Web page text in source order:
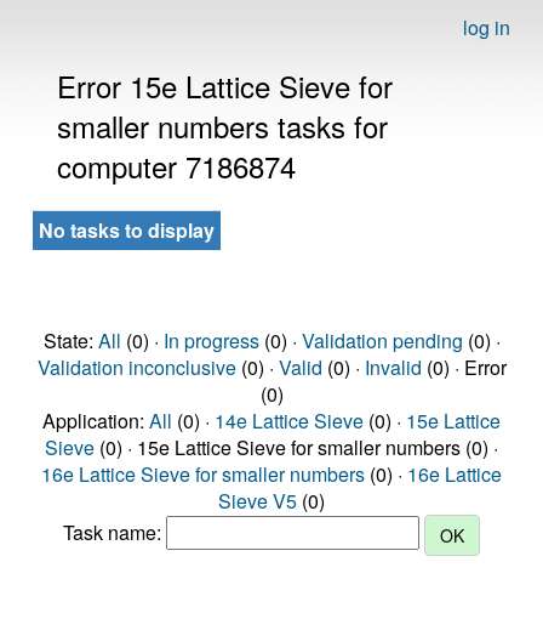
log in
Error 15e Lattice Sieve for
smaller numbers tasks for
computer 7186874
No tasks to display
State: All (0) · In progress(0) · Validation pending (0) ·
Validation inconclusive(0) · Valid (0) · Invalid (0) · Error
(0)
Application: All (0) · 14e Lattice Sieve (0) · 15e Lattice
Sieve (0) · 15e Lattice Sieve for smaller numbers (0) ·
16e Lattice Sieve for smaller numbers (0) · 16e Lattice
Sieve V5 (0)
Task name: